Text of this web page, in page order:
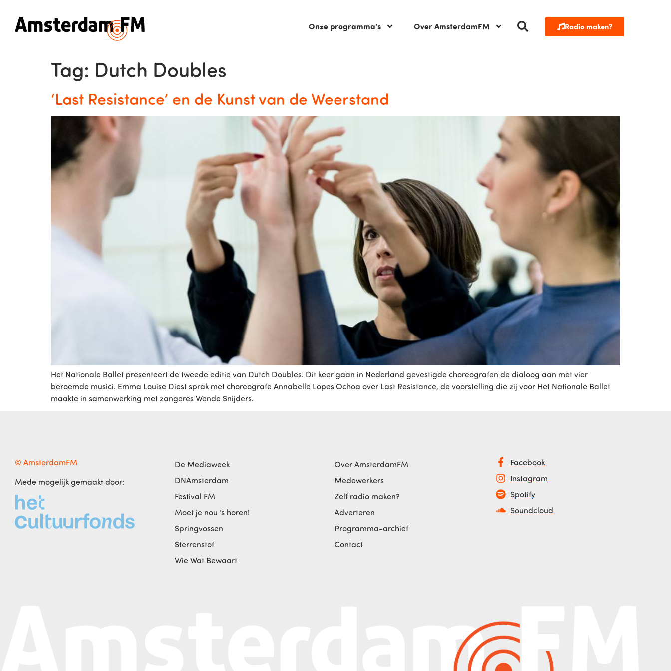
Onze programma’s Over AmsterdamFM Radio maken?
Tag: Dutch Doubles
‘Last Resistance’ en de Kunst van de Weerstand
Het Nationale Ballet presenteert de tweede editie van Dutch Doubles. Dit keer gaan in Nederland gevestigde choreografen de dialoog aan met vier
beroemde musici. Emma Louise Diest sprak met choreografe Annabelle Lopes Ochoa over Last Resistance, de voorstelling die zij voor Het Nationale Ballet
maakte in samenwerking met zangeres Wende Snijders.
© AmsterdamFM
Mede mogelijk gemaakt door:
De Mediaweek
DNAmsterdam
Festival FM
Moet je nou ‘s horen!
Springvossen
Sterrenstof
Wie Wat Bewaart
Over AmsterdamFM
Medewerkers
Zelf radio maken?
Adverteren
Programma-archief
Contact
Facebook
Instagram
Spotify
Soundcloud